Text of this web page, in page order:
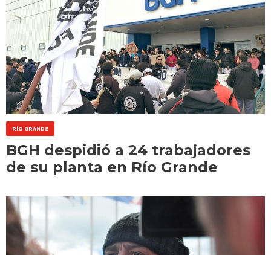
RÍO GRANDE
BGH despidió a 24 trabajadores
de su planta en Río Grande